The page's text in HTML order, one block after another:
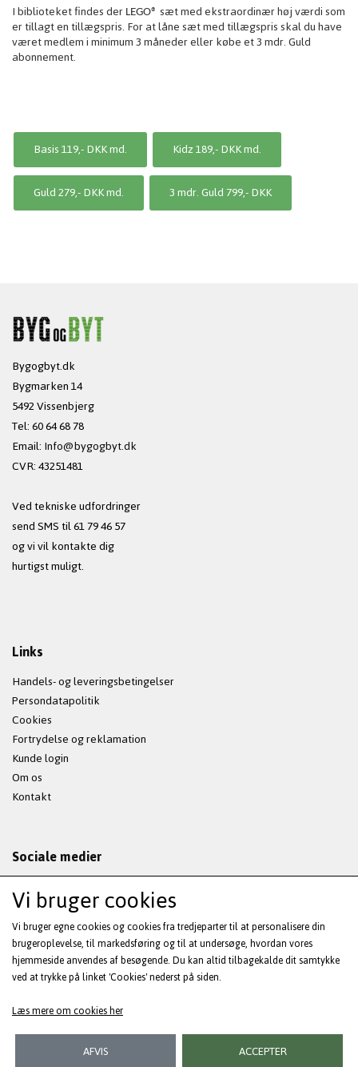
I biblioteket findes der LEGO® sæt med ekstraordinær høj værdi som
er tillagt en tillægspris. For at låne sæt med tillægspris skal du have
været medlem i minimum 3 måneder eller købe et 3 mdr. Guld
abonnement.
Basis 119,- DKK md.
Kidz 189,- DKK md.
Guld 279,- DKK md.
3 mdr. Guld 799,- DKK
Bygogbyt.dk
Bygmarken 14
5492 Vissenbjerg
Tel: 60 64 68 78
Email:Info@bygogbyt.dk
CVR: 43251481
Ved tekniske udfordringer
send SMS til 61 79 46 57
og vi vil kontakte dig
hurtigst muligt.
Links
Handels- og leveringsbetingelser
Persondatapolitik
Cookies
Fortrydelse og reklamation
Kunde login
Om os
Kontakt
Sociale medier
Modtag vores nyhedsbrev via e-mail
Tilmeld
(mere information)
Vi bruger cookies
Vi bruger egne cookies og cookies fra tredjeparter til at personalisere din
brugeroplevelse, til markedsføring og til at undersøge, hvordan vores
hjemmeside anvendes af besøgende. Du kan altid tilbagekalde dit samtykke
ved at trykke på linket 'Cookies' nederst på siden.
Læs mere om cookies her
AFVIS ACCEPTER